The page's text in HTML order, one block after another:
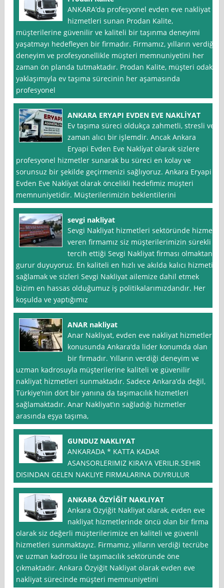
ANKARA’da profesyonel evden eve nakliyat
hizmetleri sunan Prodan Kalite,
müşterilerine güvenilir ve kaliteli bir taşınma deneyimi
yaşatmayı hedefleyen bir firmadır. Firmamız, yılların verdiği
deneyim ve profesyonellikle müşteri memnuniyetini her
zaman ön planda tutmaktadır. Prodan Kalite, müşteri odaklı
yaklaşımıyla ev taşıma sürecinin her aşamasında
profesyonel
ANKARA ERYAPI EVDEN EVE NAKLİYAT
Ev taşıma süreci oldukça zahmetli, stresli ve
zaman alıcı bir işlemdir. Ancak Ankara
Eryapi Evden Eve Nakli̇yat olarak sizlere
profesyonel hizmetler sunarak bu süreci en kolay ve
sorunsuz bir şekilde geçirmenizi sağlıyoruz. Ankara Eryapi
Evden Eve Nakli̇yat olarak öncelikli hedefimiz müşteri
memnuniyetidir. Müşterilerimizin beklentilerini
sevgi nakliyat
Sevgi Nakliyat hizmetleri sektöründe hizmet
veren firmamız siz müşterilerimizin sürekli
tercih ettiği Sevgi Nakliyat firması olmaktan
gurur duyuyoruz. En kaliteli en hızlı ve akılda kalıcı hizmeti
sağlamak ve sizleri Sevgi Nakliyat ailemize dahil etmek
bizim en hassas olduğumuz iş politikalarımızdandır. Her
koşulda ve yaptığımız
ANAR nakliyat
Anar Nakliyat, evden eve nakliyat hizmetleri
konusunda Ankara‘da lider konumda olan
bir firmadır. Yılların verdiği deneyim ve
uzman kadrosuyla müşterilerine kaliteli ve güvenilir
nakliyat hizmetleri sunmaktadır. Sadece Ankara’da değil,
Türkiye’nin dört bir yanına da taşımacılık hizmetleri
sağlamaktadır. Anar Nakliyat’ın sağladığı hizmetler
arasında eşya taşıma,
GUNDUZ NAKLIYAT
ANKARADA * KATTA KADAR
ASANSORLERIMIZ KIRAYA VERILIR.SEHIR
DISINDAN GELEN NAKLIYE FIRMALARINA DUYRULUR
ANKARA ÖZYİĞİT NAKLIYAT
Ankara Özyiğit Nakliyat olarak, evden eve
nakliyat hizmetlerinde öncü olan bir firma
olarak siz değerli müşterilerimize en kaliteli ve güvenli
hizmetleri sunmaktayız. Firmamız, yılların verdiği tecrübe
ve uzman kadrosu ile taşımacılık sektöründe öne
çıkmaktadır. Ankara Özyiğit Nakliyat olarak evden eve
nakliyat sürecinde müşteri memnuniyetini